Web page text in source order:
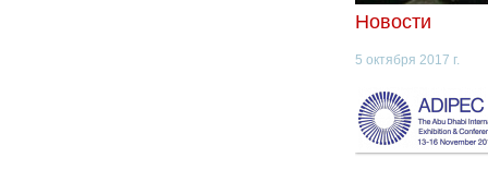
Новости
5 октября 2017 г.